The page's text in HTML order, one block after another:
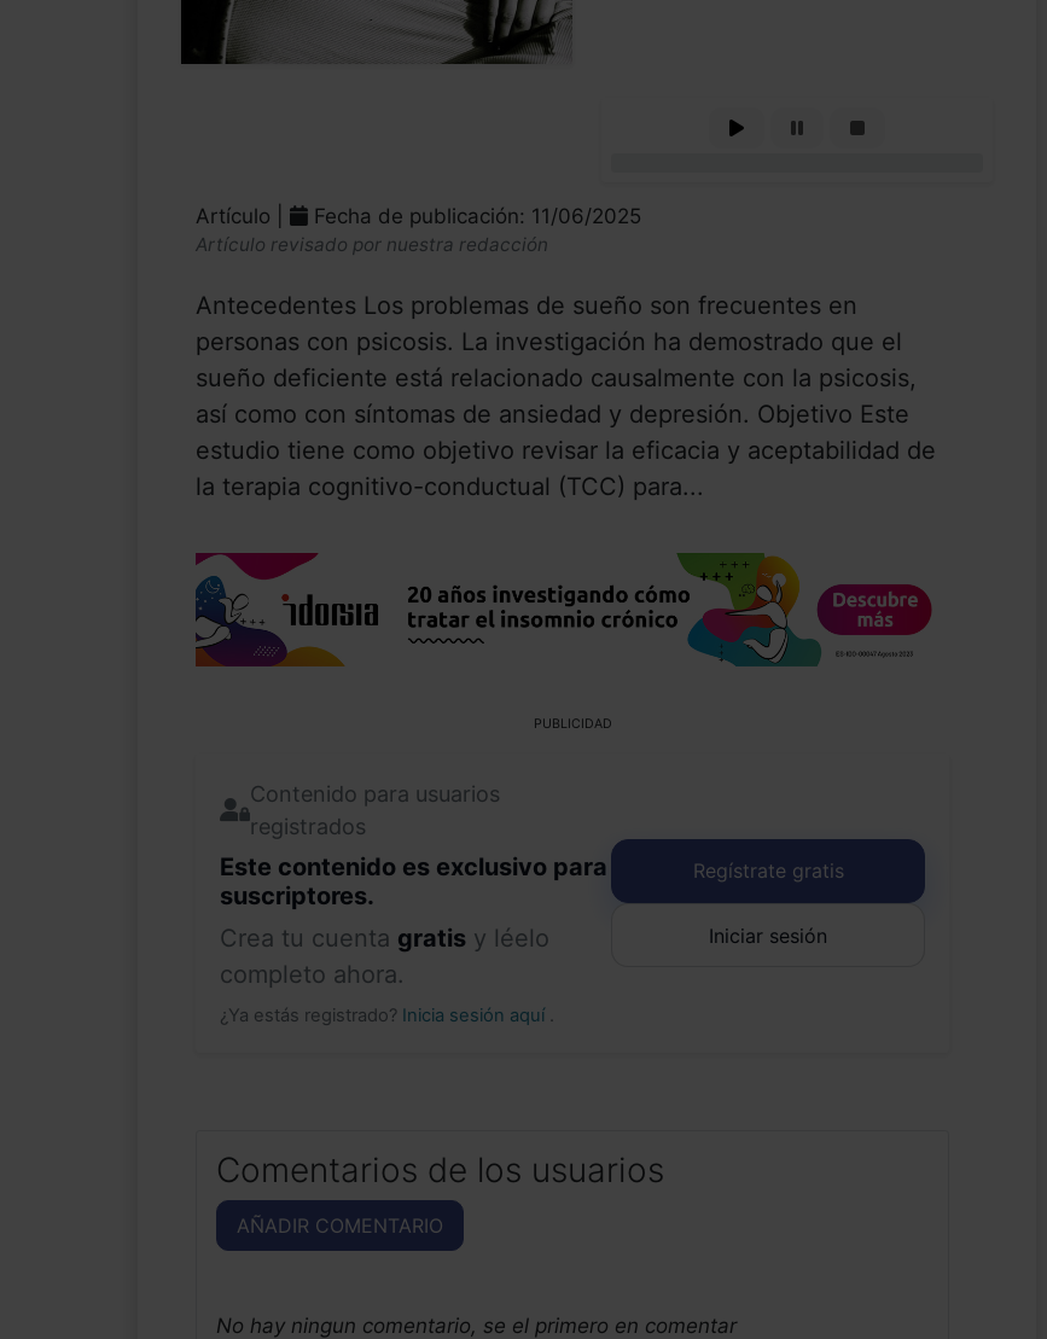
Artículo | Fecha de publicación: 11/06/2025
Artículo revisado por nuestra redacción
Antecedentes Los problemas de sueño son frecuentes en
personas con psicosis. La investigación ha demostrado que el
sueño deficiente está relacionado causalmente con la psicosis,
así como con síntomas de ansiedad y depresión. Objetivo Este
estudio tiene como objetivo revisar la eficacia y aceptabilidad de
la terapia cognitivo-conductual (TCC) para...
PUBLICIDAD
Contenido para usuarios
registrados
Este contenido es exclusivo para
suscriptores.
Crea tu cuenta gratis y léelo
completo ahora.
¿Ya estás registrado? Inicia sesión aquí .
Regístrate gratis
Iniciar sesión
Comentarios de los usuarios
AÑADIR COMENTARIO
No hay ningun comentario, se el primero en comentar